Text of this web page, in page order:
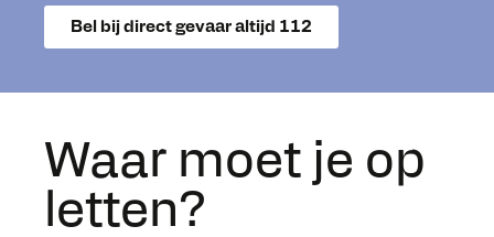
Bel bij direct gevaar altijd 112
Waar moet je op
letten?